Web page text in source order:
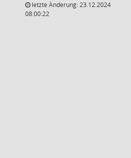
letzte Änderung: 23.12.2024
08:00:22